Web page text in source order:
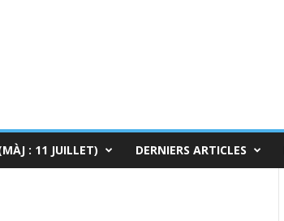
: 11 JUILLET) DERNIERS ARTICLES